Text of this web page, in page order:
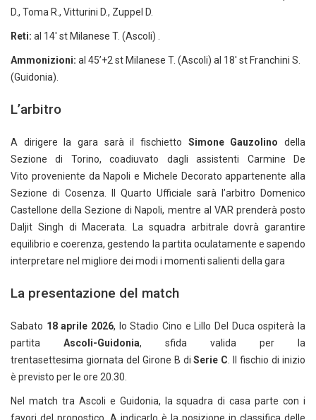
D., Toma R., Vitturini D., Zuppel D.
Reti: al 14′ st Milanese T. (Ascoli) .
Ammonizioni: al 45’+2 st Milanese T. (Ascoli) al 18′ st Franchini S.
(Guidonia).
L’arbitro
A dirigere la gara sarà il fischietto Simone Gauzolino della
Sezione di Torino, coadiuvato dagli assistenti Carmine De
Vito proveniente da Napoli e Michele Decorato appartenente alla
Sezione di Cosenza. Il Quarto Ufficiale sarà l’arbitro Domenico
Castellone della Sezione di Napoli, mentre al VAR prenderà posto
Daljit Singh di Macerata. La squadra arbitrale dovrà garantire
equilibrio e coerenza, gestendo la partita oculatamente e sapendo
interpretare nel migliore dei modi i momenti salienti della gara
La presentazione del match
Sabato 18 aprile 2026, lo Stadio Cino e Lillo Del Duca ospiterà la
partita Ascoli-Guidonia, sfida valida per la
trentasettesima giornata del Girone B diSerie C . Il fischio di inizio
è previsto per le ore 20.30.
Nel match tra Ascoli e Guidonia, la squadra di casa parte con i
favori del pronostico. A indicarlo è la posizione in classifica delle